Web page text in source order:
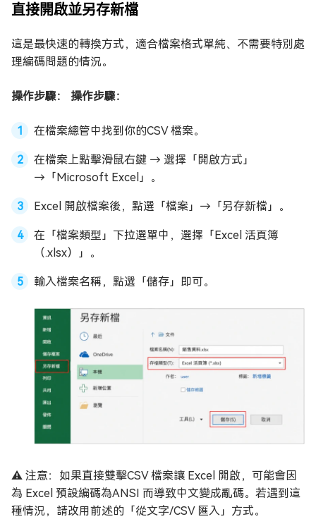
直接開啟並另存新檔
這是最快速的轉換方式，適合檔案格式單純、不需要特別處
理編碼問題的情況。
操作步驟： 操作步驟：
在檔案總管中找到你的CSV 檔案。
在檔案上點擊滑鼠右鍵 → 選擇「開啟方式」
→「Microsoft Excel」。
Excel 開啟檔案後，點選「檔案」→「另存新檔」。
在「檔案類型」下拉選單中，選擇「Excel 活頁簿
（.xlsx）」。
輸入檔案名稱，點選「儲存」即可。
⚠️ 注意：如果直接雙擊CSV 檔案讓 Excel 開啟，可能會因
為 Excel 預設編碼為ANSI 而導致中文變成亂碼。若遇到這
種情況，請改用前述的「從文字/CSV 匯入」方式。